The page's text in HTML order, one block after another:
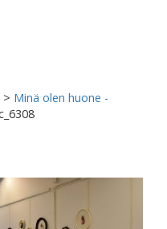
> Minä olen huone -